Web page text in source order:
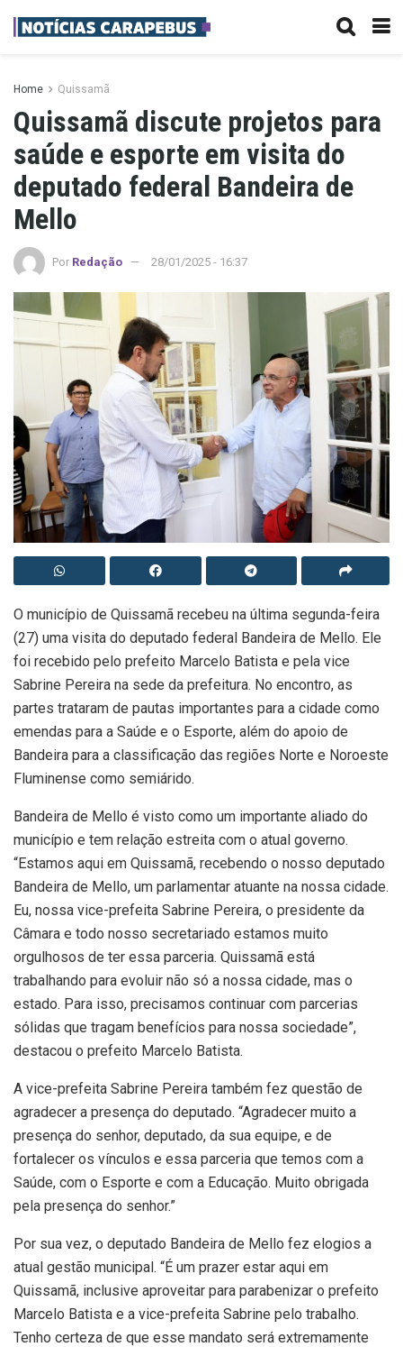
Home Quissamã
Quissamã discute projetos para
saúde e esporte em visita do
deputado federal Bandeira de
Mello
Por Redação 28/01/2025 - 16:37
O município de Quissamã recebeu na última segunda-feira
(27) uma visita do deputado federal Bandeira de Mello. Ele
foi recebido pelo prefeito Marcelo Batista e pela vice
Sabrine Pereira na sede da prefeitura. No encontro, as
partes trataram de pautas importantes para a cidade como
emendas para a Saúde e o Esporte, além do apoio de
Bandeira para a classificação das regiões Norte e Noroeste
Fluminense como semiárido.
Bandeira de Mello é visto como um importante aliado do
município e tem relação estreita com o atual governo.
“Estamos aqui em Quissamã, recebendo o nosso deputado
Bandeira de Mello, um parlamentar atuante na nossa cidade.
Eu, nossa vice-prefeita Sabrine Pereira, o presidente da
Câmara e todo nosso secretariado estamos muito
orgulhosos de ter essa parceria. Quissamã está
trabalhando para evoluir não só a nossa cidade, mas o
estado. Para isso, precisamos continuar com parcerias
sólidas que tragam benefícios para nossa sociedade”,
destacou o prefeito Marcelo Batista.
A vice-prefeita Sabrine Pereira também fez questão de
agradecer a presença do deputado. “Agradecer muito a
presença do senhor, deputado, da sua equipe, e de
fortalecer os vínculos e essa parceria que temos com a
Saúde, com o Esporte e com a Educação. Muito obrigada
pela presença do senhor.”
Por sua vez, o deputado Bandeira de Mello fez elogios a
atual gestão municipal. “É um prazer estar aqui em
Quissamã, inclusive aproveitar para parabenizar o prefeito
Marcelo Batista e a vice-prefeita Sabrine pelo trabalho.
Tenho certeza de que esse mandato será extremamente